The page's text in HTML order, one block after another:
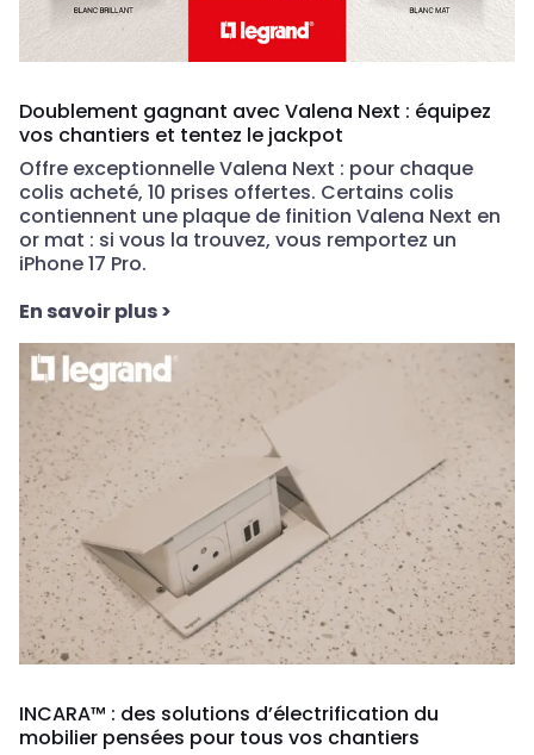
Doublement gagnant avec Valena Next : équipez
vos chantiers et tentez le jackpot
Offre exceptionnelle Valena Next : pour chaque
colis acheté, 10 prises offertes. Certains colis
contiennent une plaque de finition Valena Next en
or mat : si vous la trouvez, vous remportez un
iPhone 17 Pro.
En savoir plus>
INCARA™ : des solutions d’électrification du
mobilier pensées pour tous vos chantiers